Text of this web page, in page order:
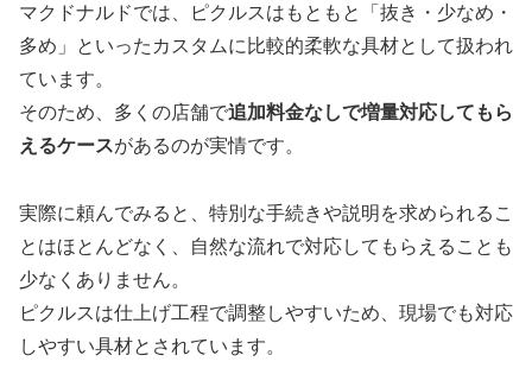
マクドナルドでは、ピクルスはもともと「抜き・少なめ・
多め」といったカスタムに比較的柔軟な具材として扱われ
ています。
そのため、多くの店舗で追加料金なしで増量対応してもら
えるケースがあるのが実情です。
実際に頼んでみると、特別な手続きや説明を求められるこ
とはほとんどなく、自然な流れで対応してもらえることも
少なくありません。
ピクルスは仕上げ工程で調整しやすいため、現場でも対応
しやすい具材とされています。